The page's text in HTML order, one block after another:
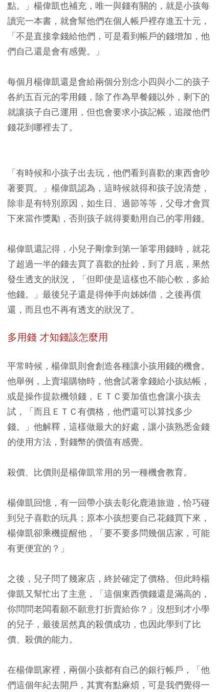
點。」楊偉凱也補充，唯一與錢有關的，就是小孩每
讀完一本書，就會幫他們在個人帳戶裡存進五十元，
「不是直接拿錢給他們，可是看到帳戶的錢增加，他
們自己還是會有感覺。」
每個月楊偉凱還是會給兩個分別念小四與小二的孩子
各約五百元的零用錢，除了作為早餐錢以外，剩下的
就讓孩子自己運用，但也會要求小孩記帳，追蹤他們
錢花到哪裡去了。
「有時候和小孩子出去玩，他們看到喜歡的東西會吵
著要買。」楊偉凱認為，這時候就得和孩子說清楚，
除非是有特別原因，如生日、過節等等，父母才會買
下來當作獎勵，否則孩子就得要動用自己的零用錢。
楊偉凱還記得，小兒子剛拿到第一筆零用錢時，就花
了超過一半的錢去買了喜歡的扯鈴，到了月底，果然
發生透支的狀況，「但即使是這樣也不能心軟，多給
他錢。」最後兒子還是得伸手向姊姊借，之後再償
還，而且也不再有透支的狀況了。
多用錢 才知錢該怎麼用
平常時候，楊偉凱則會創造各種讓小孩用錢的機會。
他舉例，上賣場購物時，他會試著拿錢給小孩結帳，
或是操作提款機領錢，ＥＴＣ要加值也會讓小孩去
試，「而且ＥＴＣ有價格，他們還可以算找多少
錢。」他解釋，這樣做最大的好處，讓小孩熟悉金錢
的使用方法，對錢幣的價值有感覺。
殺價、比價則是楊偉凱常用的另一種機會教育。
楊偉凱回憶，有一回帶小孩去彰化鹿港旅遊，恰巧碰
到兒子喜歡的玩具；原本小孩想要自己花錢買下來，
楊偉凱卻乘機提醒他，「要不要多問幾個店家，可能
有更便宜的？」
之後，兒子問了幾家店，終於確定了價格。但此時楊
偉凱又幫忙出了主意，「這個東西價錢還是滿高的，
你問問老闆看願不願意打折賣給你？」沒想到才小學
的兒子，最後居然真的殺價成功，也因此學到了比
價、殺價的能力。
在楊偉凱家裡，兩個小孩都有自己的銀行帳戶，「他
們這個年紀去開戶，其實有點麻煩，可是我們覺得一